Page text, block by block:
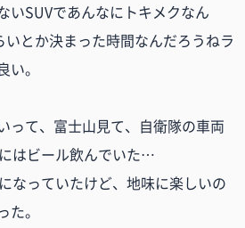
いSUVであんなにトキメクなん
とか決まった時間なんだろうねラ
。
って、富士山見て、自衛隊の車両
はビール飲んでいた…
なっていたけど、地味に楽しいの
。